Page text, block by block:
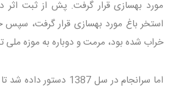
استخر باغ مورد بهسازی قرار گرفت، سپس
خراب شده بود، مرمت و دوباره به موزه ملی
اما سرانجام در سل 1387